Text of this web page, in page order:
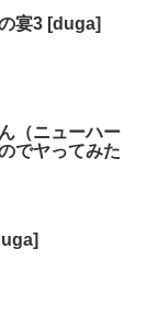
宴3 [duga]
（ニューハー
でヤってみた